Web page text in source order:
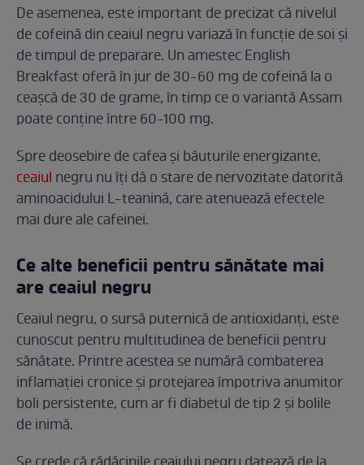
De asemenea, este important de precizat că nivelul
de cofeină din ceaiul negru variază în funcție de soi și
de timpul de preparare. Un amestec English
Breakfast oferă în jur de 30-60 mg de cofeină la o
ceașcă de 30 de grame, în timp ce o variantă Assam
poate conține între 60-100 mg.
Spre deosebire de cafea și băuturile energizante,
ceaiul negru nu îți dă o stare de nervozitate datorită
aminoacidului L-teanină, care atenuează efectele
mai dure ale cafeinei.
Ce alte beneficii pentru sănătate mai
are ceaiul negru
Ceaiul negru, o sursă puternică de antioxidanți, este
cunoscut pentru multitudinea de beneficii pentru
sănătate. Printre acestea se numără combaterea
inflamației cronice și protejarea împotriva anumitor
boli persistente, cum ar fi diabetul de tip 2 și bolile
de inimă.